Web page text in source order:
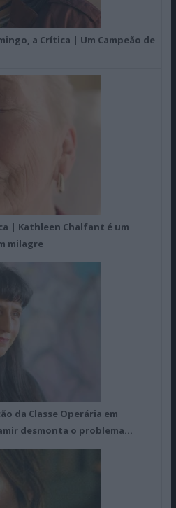
a Crítica | Um Campeão de
| Kathleen Chalfant é um
milagre
da Classe Operária em
desmonta o problema…